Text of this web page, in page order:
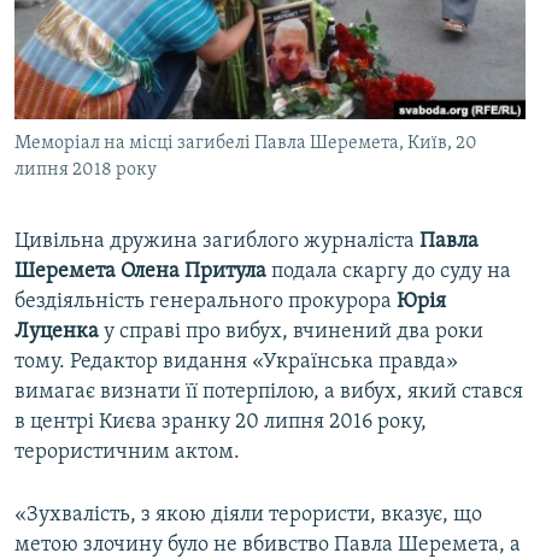
ВІДЕОУРОКИ «ELIFBE»
СВІДЧЕННЯ ОКУПАЦІЇ
УКРАЇНСЬКА ПРОБЛЕМА КРИМУ
ІНФОГРАФІКА
Русский
Qırımtatar
ДОЛУЧАЙСЯ!
Усі сайти RFE/RL
Меморіал на місці загибелі Павла Шеремета, Київ, 20
липня 2018 року
Цивільна дружина загиблого журналіста Павла
Шеремета Олена Притула подала скаргу до суду на
бездіяльність генерального прокурора Юрія
Луценка у справі про вибух, вчинений два роки
тому. Редактор видання «Українська правда»
вимагає визнати її потерпілою, а вибух, який стався
в центрі Києва зранку 20 липня 2016 року,
терористичним актом.
«Зухвалість, з якою діяли терористи, вказує, що
метою злочину було не вбивство Павла Шеремета, а